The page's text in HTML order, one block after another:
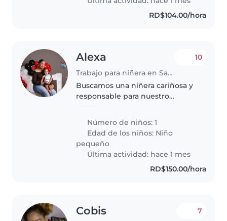
RD$104.00/hora
Alexa
Trabajo para niñera en Santo Domingo (Distrito de Santo Domingo)
10
Buscamos una niñera cariñosa y
responsable para nuestro
cariñoso e inteligente.
Necesitamos a alguien cómodo/a
con tareas del hogar y que
pueda cuidar a nuestro..
Número de niños: 1
Edad de los niños: Niño
pequeño
Última actividad: hace 1 mes
RD$150.00/hora
Cobis 7